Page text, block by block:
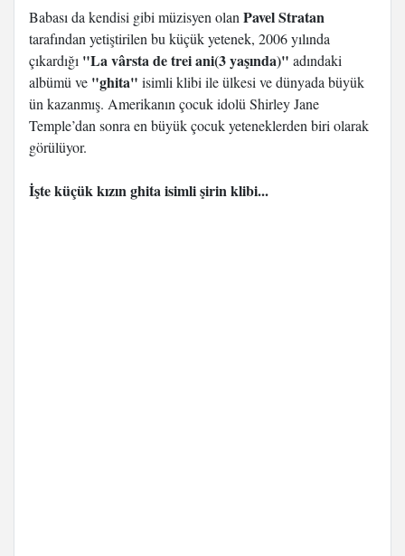
Babası da kendisi gibi müzisyen olan Pavel Stratan
tarafından yetiştirilen bu küçük yetenek, 2006 yılında
çıkardığı "La vârsta de trei ani(3 yaşında)" adındaki
albümü ve "ghita" isimli klibi ile ülkesi ve dünyada büyük
ün kazanmış. Amerikanın çocuk idolü Shirley Jane
Temple’dan sonra en büyük çocuk yeteneklerden biri olarak
görülüyor.
İşte küçük kızın ghita isimli şirin klibi...